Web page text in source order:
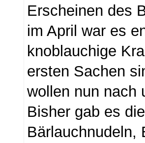
Erscheinen des
im April war es
knoblauchige
ersten Sachen
wollen nun nach
Bisher gab es
Bärlauchnudeln,